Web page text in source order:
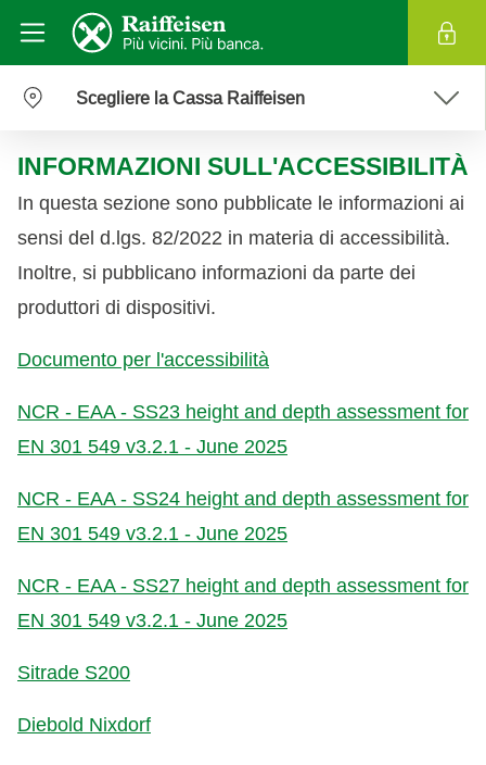
Scegliere la Cassa Raiffeisen
INFORMAZIONI SULL'ACCESSIBILITÀ
In questa sezione sono pubblicate le informazioni ai
sensi del d.lgs. 82/2022 in materia di accessibilità.
Inoltre, si pubblicano informazioni da parte dei
produttori di dispositivi.
Documento per l'accessibilità
NCR - EAA - SS23 height and depth assessment for
EN 301 549 v3.2.1 - June 2025
NCR - EAA - SS24 height and depth assessment for
EN 301 549 v3.2.1 - June 2025
NCR - EAA - SS27 height and depth assessment for
EN 301 549 v3.2.1 - June 2025
Sitrade S200
Diebold Nixdorf